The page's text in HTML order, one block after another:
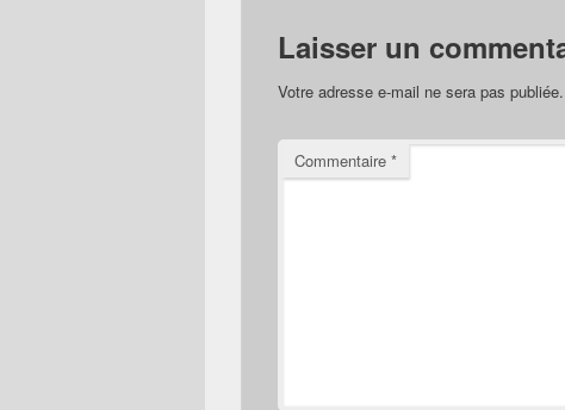
Laisser un
Votre adresse e-mail ne sera pas publiée.
Commentaire *